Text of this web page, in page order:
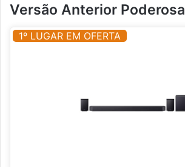
Versão Anterior Poderosa
1º LUGAR EM OFERTA